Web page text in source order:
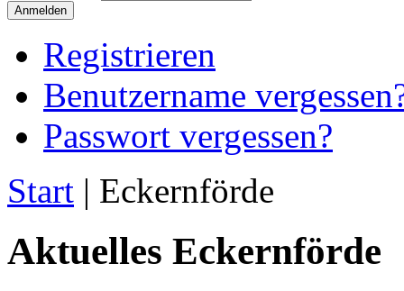
Anmelden
Registrieren
Benutzername
Passwort vergessen?
Start | Eckernförde
Aktuelles Eckernförde